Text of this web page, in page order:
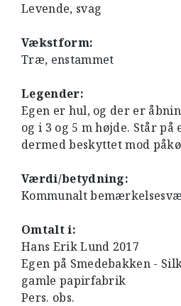
Levende, svag
Vækstform:
Træ, enstammet
Legender:
Egen er hul, og der er
og i 3 og 5 m højde. Står
dermed beskyttet mod
Værdi/betydning:
Kommunalt
Omtalt i:
Hans Erik Lund 2017
Egen på Smedebakken -
gamle papirfabrik
Pers. obs.